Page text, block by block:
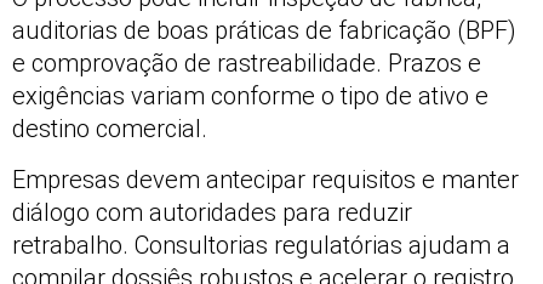
auditorias de boas práticas de fabricação (BPF)
e comprovação de rastreabilidade. Prazos e
exigências variam conforme o tipo de ativo e
destino comercial.
Empresas devem antecipar requisitos e manter
diálogo com autoridades para reduzir
retrabalho. Consultorias regulatórias ajudam a
compilar dossiês robustos e acelerar o registro.